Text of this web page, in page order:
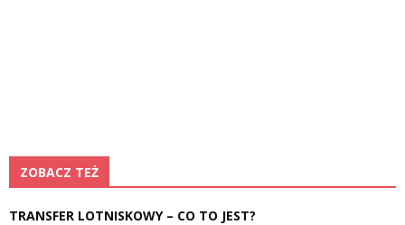
ZOBACZ TEŻ
TRANSFER LOTNISKOWY – CO TO JEST?